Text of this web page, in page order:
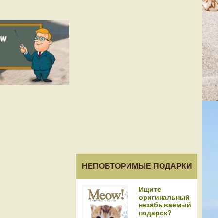
НЕПОВТОРИМЫЕ ПОДАРКИ
Ищите
оригинальный
незабываемый
подарок?